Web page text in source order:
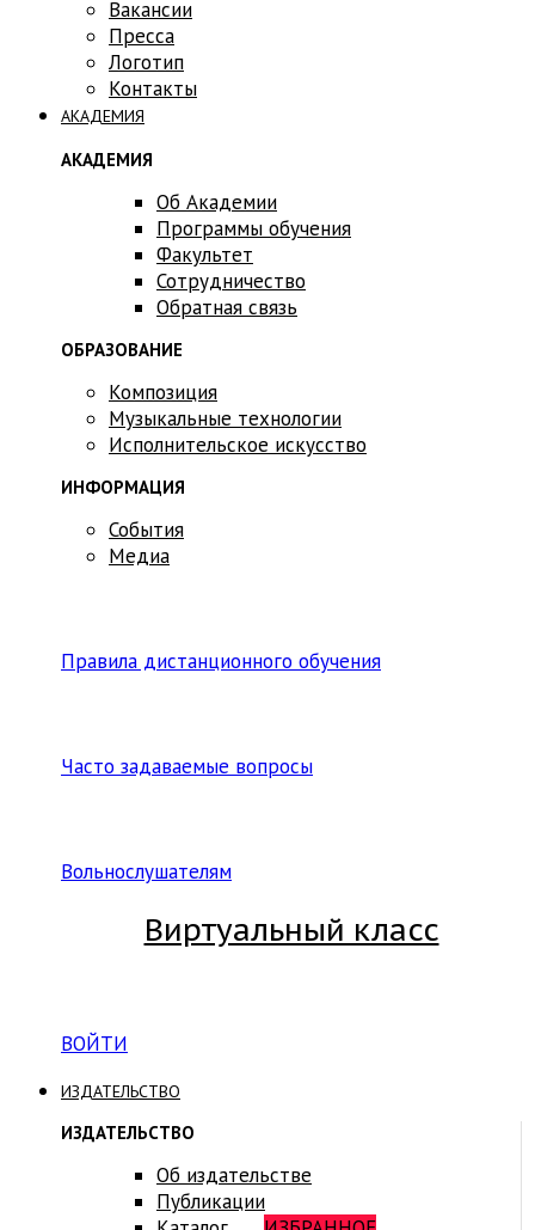
Вакансии
Пресса
Логотип
Контакты
АКАДЕМИЯ
АКАДЕМИЯ
Об Академии
Программы обучения
Факультет
Сотрудничество
Обратная связь
ОБРАЗОВАНИЕ
Композиция
Музыкальные технологии
Исполнительское искусство
ИНФОРМАЦИЯ
События
Медиа
Правила дистанционного обучения
Часто задаваемые вопросы
Вольнослушателям
Виртуальный класс
ВОЙТИ
ИЗДАТЕЛЬСТВО
ИЗДАТЕЛЬСТВО
Об издательстве
Публикации